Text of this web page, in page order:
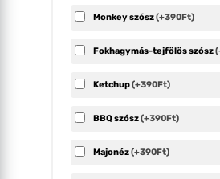
Monkey szósz(+390Ft)
Fokhagymás-tejfölös szósz
Ketchup(+390Ft)
BBQ szósz(+390Ft)
Majonéz(+390Ft)